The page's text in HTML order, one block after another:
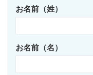
お名前（姓）
お名前（名）